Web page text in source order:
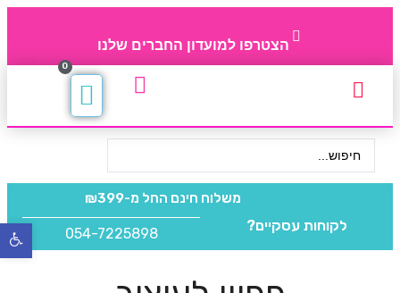
הצטרפו למועדון החברים שלנו
0
משלוח חינם החל מ-₪399
לקוחות עסקיים? 054-7225898
פתח